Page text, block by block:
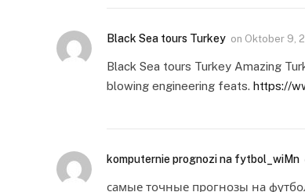
Black Sea tours Turkey on Oktober 9,
Black Sea tours Turkey Amazing
blowing engineering feats. https://
komputernie prognozi na fytbol_wiMn
самые точные прогнозы на